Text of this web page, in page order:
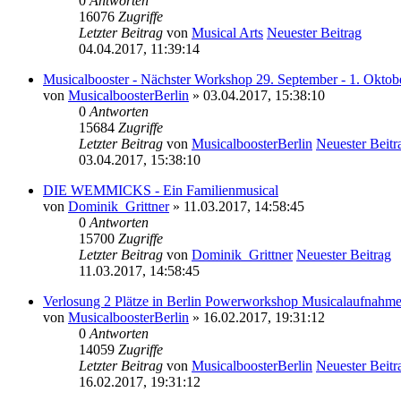
16076 Zugriffe
Letzter Beitrag von Musical Arts Neuester Beitrag
04.04.2017, 11:39:14
Musicalbooster - Nächster Workshop 29. September - 1.
von MusicalboosterBerlin » 03.04.2017, 15:38:10
0 Antworten
15684 Zugriffe
Letzter Beitrag von MusicalboosterBerlin Neuester
03.04.2017, 15:38:10
DIE WEMMICKS - Ein Familienmusical
von Dominik_Grittner» 11.03.2017, 14:58:45
0 Antworten
15700 Zugriffe
Letzter Beitrag von Dominik_Grittner Neuester Beitrag
11.03.2017, 14:58:45
Verlosung 2 Plätze in Berlin Powerworkshop
von MusicalboosterBerlin » 16.02.2017, 19:31:12
0 Antworten
14059 Zugriffe
Letzter Beitrag von MusicalboosterBerlin Neuester
16.02.2017, 19:31:12